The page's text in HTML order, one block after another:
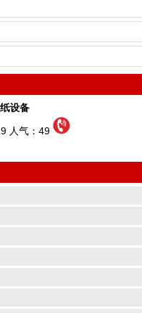
设备
人气：49